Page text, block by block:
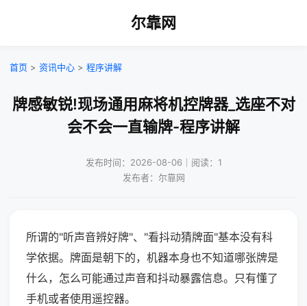
尔靠网
首页 > 资讯中心 > 程序讲解
牌感敏锐!现场通用麻将机控牌器_选座不对
会不会一直输牌-程序讲解
发布时间：2026-08-06｜阅读：1
发布者：尔靠网
所谓的"听声音辨好牌"、"看抖动猜牌面"基本没有科
学依据。牌面是朝下的，机器本身也不知道哪张牌是
什么，怎么可能通过声音和抖动暴露信息。只有懂了
手机或者使用遥控器。